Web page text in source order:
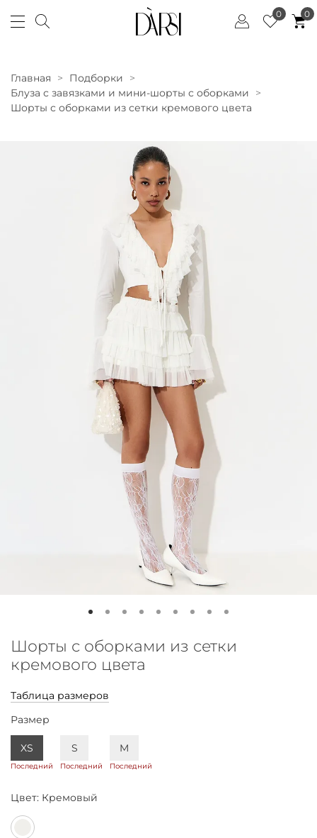
0 0
Главная
Подборки
Блуза с завязками и мини-шорты с оборками
Шорты с оборками из сетки кремового цвета
Шорты с оборками из сетки
кремового цвета
Таблица размеров
Размер
XS
Последний
S
Последний
M
Последний
Цвет: Кремовый